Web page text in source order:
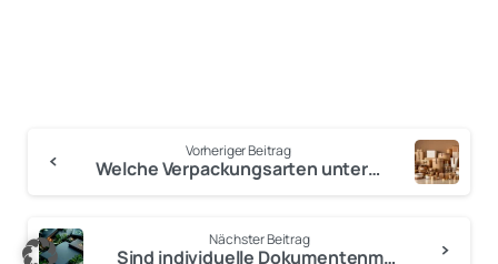
Vorheriger Beitrag
Welche Verpackungsarten unterscheidet die Verpackungsverordnung?
Nächster Beitrag
Sind individuelle Dokumentenmappen recyclebar?
Anmelden